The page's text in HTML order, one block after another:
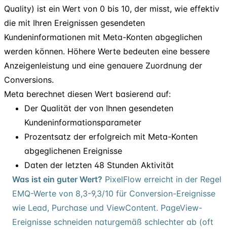
Quality) ist ein Wert von 0 bis 10, der misst, wie effektiv
die mit Ihren Ereignissen gesendeten
Kundeninformationen mit Meta-Konten abgeglichen
werden können. Höhere Werte bedeuten eine bessere
Anzeigenleistung und eine genauere Zuordnung der
Conversions.
Meta berechnet diesen Wert basierend auf:
Der Qualität der von Ihnen gesendeten
Kundeninformationsparameter
Prozentsatz der erfolgreich mit Meta-Konten
abgeglichenen Ereignisse
Daten der letzten 48 Stunden Aktivität
Was ist ein guter Wert? PixelFlow erreicht in der Regel
EMQ-Werte von 8,3-9,3/10 für Conversion-Ereignisse
wie Lead, Purchase und ViewContent. PageView-
Ereignisse schneiden naturgemäß schlechter ab (oft